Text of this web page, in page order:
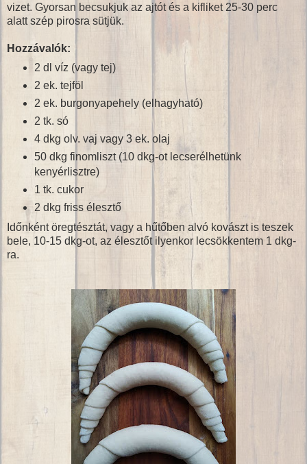
vizet. Gyorsan becsukjuk az ajtót és a kifliket 25-30 perc
alatt szép pirosra sütjük.
Hozzávalók:
2 dl víz (vagy tej)
2 ek. tejföl
2 ek. burgonyapehely (elhagyható)
2 tk. só
4 dkg olv. vaj vagy 3 ek. olaj
50 dkg finomliszt (10 dkg-ot lecserélhetünk
kenyérlisztre)
1 tk. cukor
2 dkg friss élesztő
Időnként öregtésztát, vagy a hűtőben alvó kovászt is teszek
bele, 10-15 dkg-ot, az élesztőt ilyenkor lecsökkentem 1 dkg-
ra.